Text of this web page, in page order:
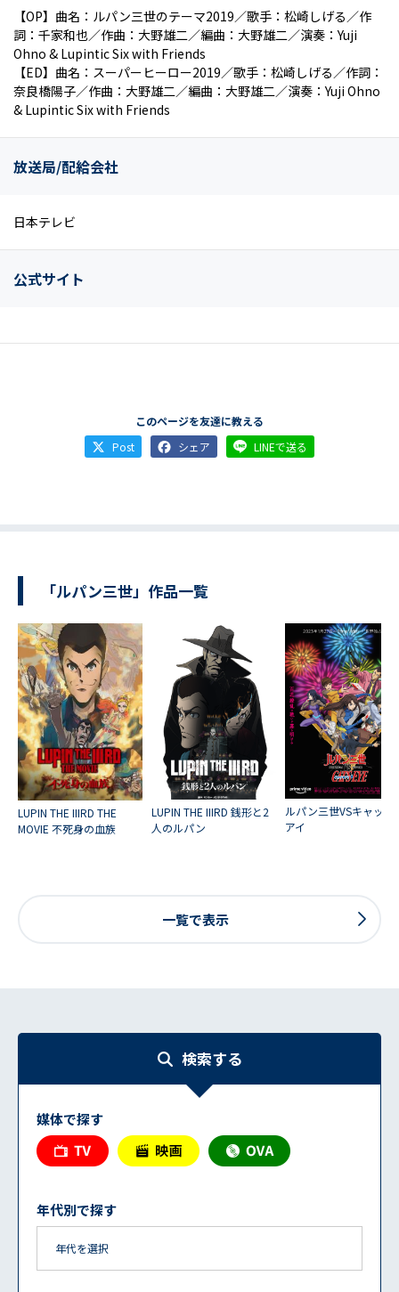
【OP】曲名：ルパン三世のテーマ2019／歌手：松崎しげる／作
詞：千家和也／作曲：大野雄二／編曲：大野雄二／演奏：Yuji
Ohno & Lupintic Six with Friends
【ED】曲名：スーパーヒーロー2019／歌手：松崎しげる／作詞：
奈良橋陽子／作曲：大野雄二／編曲：大野雄二／演奏：Yuji Ohno
& Lupintic Six with Friends
放送局/配給会社
日本テレビ
公式サイト
このページを友達に教える
Post
シェア LINEで送る
「ルパン三世」作品一覧
LUPIN THE IIIRD THE
MOVIE 不死身の血族
LUPIN THE IIIRD 銭形と2
人のルパン
ルパン三世VSキャッツ
アイ
一覧で表示
検索する
媒体で探す
年代別で探す